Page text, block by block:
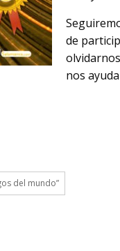
de
nos
del mundo”